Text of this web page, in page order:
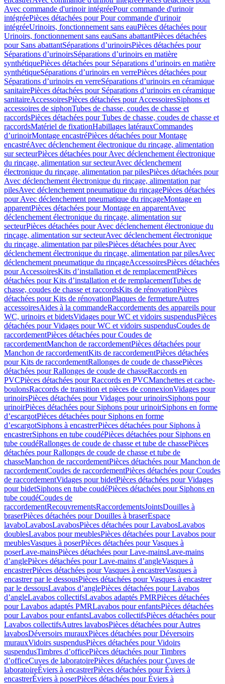
Avec commande d'urinoir intégréePour commande d'urinoir
intégréePièces détachées pour Pour commande d'urinoir
intégréeUrinoirs, fonctionnement sans eauPièces détachées pour
Urinoirs, fonctionnement sans eauSans abattantPièces détachées
pour Sans abattantSéparations d’urinoirsPièces détachées pour
Séparations d’urinoirsSéparations d’urinoirs en matière
synthétiquePièces détachées pour Séparations d’urinoirs en matière
synthétiqueSéparations d’urinoirs en verrePièces détachées pour
Séparations d’urinoirs en verreSéparations d’urinoirs en céramique
sanitairePièces détachées pour Séparations d’urinoirs en céramique
sanitaireAccessoiresPièces détachées pour AccessoiresSiphons et
accessoires de siphonTubes de chasse, coudes de chasse et
raccordsPièces détachées pour Tubes de chasse, coudes de chasse et
raccordsMatériel de fixationHabillages latérauxCommandes
dʼurinoirMontage encastréPièces détachées pour Montage
encastréAvec déclenchement électronique du rinçage, alimentation
sur secteurPièces détachées pour Avec déclenchement électronique
du rinçage, alimentation sur secteurAvec déclenchement
électronique du rinçage, alimentation par pilesPièces détachées pour
Avec déclenchement électronique du rinçage, alimentation par
pilesAvec déclenchement pneumatique du rinçagePièces détachées
pour Avec déclenchement pneumatique du rinçageMontage en
apparentPièces détachées pour Montage en apparentAvec
déclenchement électronique du rinçage, alimentation sur
secteurPièces détachées pour Avec déclenchement électronique du
rinçage, alimentation sur secteurAvec déclenchement électronique
du rinçage, alimentation par pilesPièces détachées pour Avec
déclenchement électronique du rinçage, alimentation par pilesAvec
déclenchement pneumatique du rinçageAccessoiresPièces détachées
pour AccessoiresKits d’installation et de remplacementPièces
détachées pour Kits d’installation et de remplacementTubes de
chasse, coudes de chasse et raccordsKits de rénovationPièces
détachées pour Kits de rénovationPlaques de fermetureAutres
accessoiresAides à la commandeRaccordements des appareils pour
WC, urinoirs et bidetsVidages pour WC et vidoirs suspendusPièces
détachées pour Vidages pour WC et vidoirs suspendusCoudes de
raccordementPièces détachées pour Coudes de
raccordementManchon de raccordementPièces détachées pour
Manchon de raccordementKits de raccordementPièces détachées
pour Kits de raccordementRallonges de coude de chassePièces
détachées pour Rallonges de coude de chasseRaccords en
PVCPièces détachées pour Raccords en PVCManchettes et cache-
boulonsRaccords de transition et pièces de connexionVidages pour
urinoirsPièces détachées pour Vidages pour urinoirsSiphons pour
urinoirPièces détachées pour Siphons pour urinoirSiphons en forme
d’escargotPièces détachées pour Siphons en forme
d’escargotSiphons à encastrerPièces détachées pour Siphons à
encastrerSiphons en tube coudéPièces détachées pour Siphons en
tube coudéRallonges de coude de chasse et tube de chassePièces
détachées pour Rallonges de coude de chasse et tube de
chasseManchon de raccordementPièces détachées pour Manchon de
raccordementCoudes de raccordementPièces détachées pour Coudes
de raccordementVidages pour bidetPièces détachées pour Vidages
pour bidetSiphons en tube coudéPièces détachées pour Siphons en
tube coudéCoudes de
raccordementRecouvrementsRaccordementsJointsDouilles à
braserPièces détachées pour Douilles à braserEspace
lavaboLavabosLavabosPièces détachées pour LavabosLavabos
doublesLavabos pour meublesPièces détachées pour Lavabos pour
meublesVasques à poserPièces détachées pour Vasques à
poserLave-mainsPièces détachées pour Lave-mainsLave-mains
d’anglePièces détachées pour Lave-mains d’angleVasques à
encastrerPièces détachées pour Vasques à encastrerVasques à
encastrer par le dessousPièces détachées pour Vasques à encastrer
par le dessousLavabos d’anglePièces détachées pour Lavabos
d’angleLavabos collectifsLavabos adaptés PMRPièces détachées
pour Lavabos adaptés PMRLavabos pour enfantsPièces détachées
pour Lavabos pour enfantsLavabos collectifsPièces détachées pour
Lavabos collectifsAutres lavabosPièces détachées pour Autres
lavabosDéversoirs murauxPièces détachées pour Déversoirs
murauxVidoirs suspendusPièces détachées pour Vidoirs
suspendusTimbres dʼofficePièces détachées pour Timbres
dʼofficeCuves de laboratoirePièces détachées pour Cuves de
laboratoireÉviers à encastrerPièces détachées pour Éviers à
encastrerÉviers à poserPièces détachées pour Éviers à